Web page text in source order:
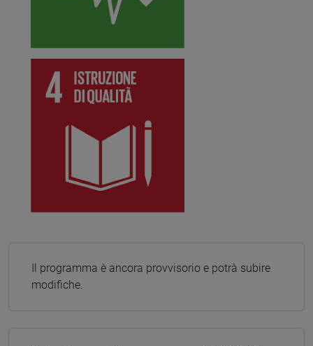
Il programma è ancora provvisorio e potrà subire
modifiche.